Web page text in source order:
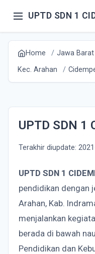
UPTD SDN 1
Home Jawa Barat
Kec. Arahan
UPTD SDN 1
Terakhir diupdate:
UPTD SDN 1
pendidikan dengan
Arahan, Kab.
menjalankan
berada di bawah
Pendidikan dan